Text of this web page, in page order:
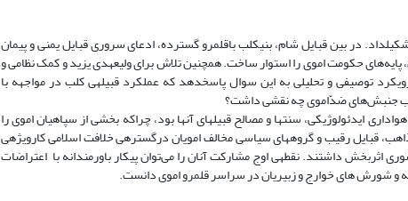
در بین قبایل شام، بنی­­کلب باقلمرو گسترده، ادعای سروری قبایل یمنی و پیمان
پایه‌های حکومت اموی را استوار ساخت. همچنین تلاش برای ولی­عهدی یزید و کمک نظامی و
توصیفی و تحلیلی به ­این سوال پاسخ­دهد که عملکرد قبیله­ی کلب در مواجهه با
جنبش‌های ضدّاموی چه نقشی داشت؟
ایدئولوژیکی، سنت­ها و مصالح قبیله­ا­ی آنها بود، چراکه بخشی از سپاهیان اموی را
قبایل رقیب و گروه­های سیاسی مخالف امویان درگستره­ی خلافت اسلامی کارویژه­ی
اثربخش داشتند. نقطه­ی اوج مشارکت آنان را می‌توان پیکار باورمندانه با ­ اعتراضات
و شورش های خوارج و زبیریان در سراسر قلمرو اموی دانست.